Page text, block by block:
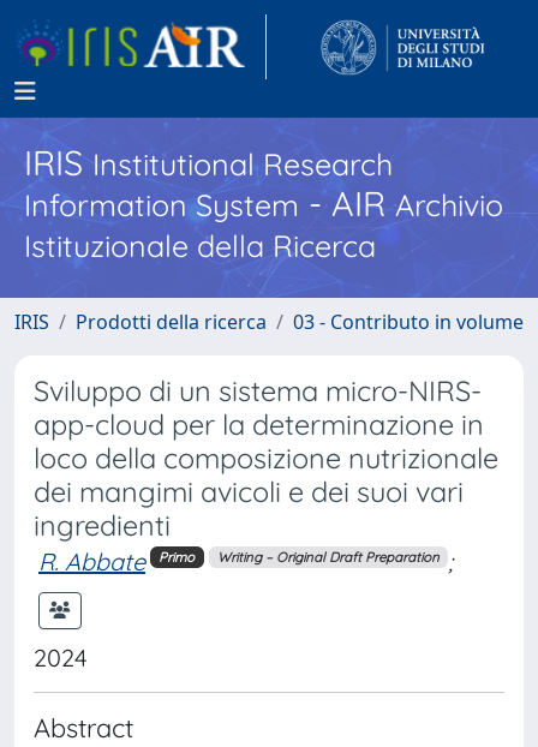
IRISInstitutional Research
Information System - AIR Archivio
Istituzionale della Ricerca
IRIS Prodotti della ricerca 03 - Contributo in volume
Sviluppo di un sistema micro-NIRS-
app-cloud per la determinazione in
loco della composizione nutrizionale
dei mangimi avicoli e dei suoi vari
ingredienti
R. Abbate Primo Writing – Original Draft Preparation ;
2024
Abstract